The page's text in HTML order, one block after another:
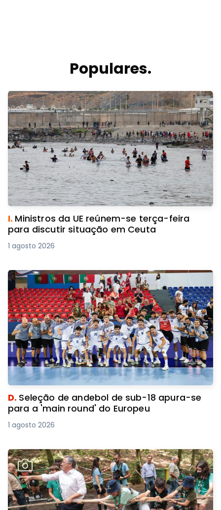
Populares.
I. Ministros da UE reúnem-se terça-feira
para discutir situação em Ceuta
1 agosto 2026
D. Seleção de andebol de sub-18 apura-se
para a 'main round' do Europeu
1 agosto 2026